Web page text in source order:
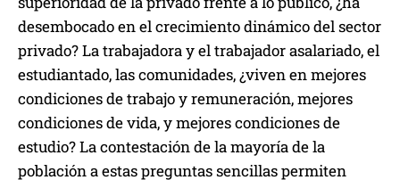
desembocado en el crecimiento dinámico del sector
privado? La trabajadora y el trabajador asalariado, el
estudiantado, las comunidades, ¿viven en mejores
condiciones de trabajo y remuneración, mejores
condiciones de vida, y mejores condiciones de
estudio? La contestación de la mayoría de la
población a estas preguntas sencillas permiten